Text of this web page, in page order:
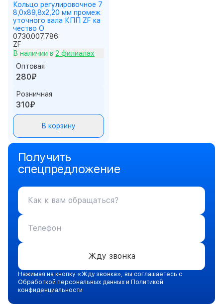
Кольцо регулировочное 7
8,0x89,8x2,20 мм промеж
уточного вала КПП ZF ка
чество О
0730.007.786
ZF
В наличии в 2 филиалах
Оптовая
280₽
Розничная
310₽
В корзину
Получить
спецпредложение
Жду звонка
Нажимая на кнопку «Жду звонка», вы соглашаетесь с
Обработкой персональных данных и Политикой
конфиденциальности